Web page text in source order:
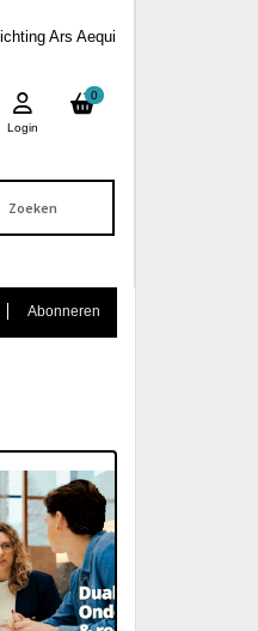
Ars Aequi
0
Login
Abonneren